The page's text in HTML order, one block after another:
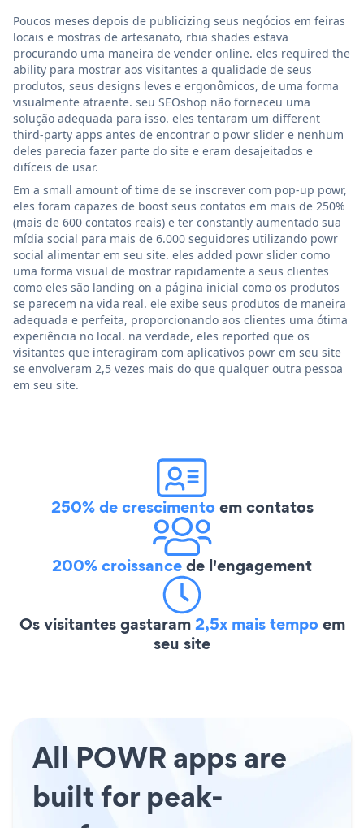
Poucos meses depois de publicizing seus negócios em feiras
locais e mostras de artesanato, rbia shades estava
procurando uma maneira de vender online. eles required the
ability para mostrar aos visitantes a qualidade de seus
produtos, seus designs leves e ergonômicos, de uma forma
visualmente atraente. seu SEOshop não forneceu uma
solução adequada para isso. eles tentaram um different
third-party apps antes de encontrar o powr slider e nenhum
deles parecia fazer parte do site e eram desajeitados e
difíceis de usar.
Em a small amount of time de se inscrever com pop-up powr,
eles foram capazes de boost seus contatos em mais de 250%
(mais de 600 contatos reais) e ter constantly aumentado sua
mídia social para mais de 6.000 seguidores utilizando powr
social alimentar em seu site. eles added powr slider como
uma forma visual de mostrar rapidamente a seus clientes
como eles são landing on a página inicial como os produtos
se parecem na vida real. ele exibe seus produtos de maneira
adequada e perfeita, proporcionando aos clientes uma ótima
experiência no local. na verdade, eles reported que os
visitantes que interagiram com aplicativos powr em seu site
se envolveram 2,5 vezes mais do que qualquer outra pessoa
em seu site.
250% de crescimentoem contatos
200% croissancede l'engagement
Os visitantes gastaram2,5x mais tempoem
seu site
All POWR apps are
built for peak-